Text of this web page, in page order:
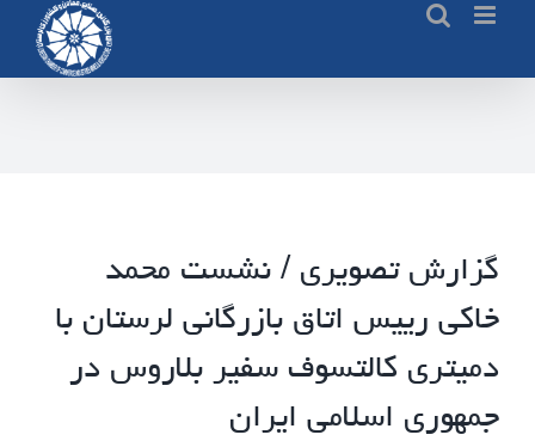
content
گزارش تصویری / نشست محمد
خاکی رییس اتاق بازرگانی لرستان با
دمیتری کالتسوف سفیر بلاروس در
جمهوری اسلامی ایران